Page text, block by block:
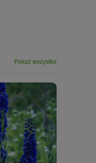
Pokaż wszystko